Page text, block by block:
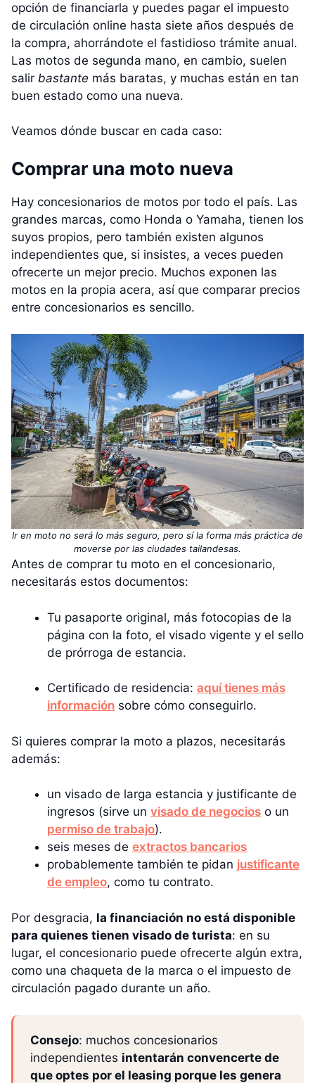
opción de financiarla y puedes pagar el impuesto
de circulación online hasta siete años después de
la compra, ahorrándote el fastidioso trámite anual.
Las motos de segunda mano, en cambio, suelen
salir bastante más baratas, y muchas están en tan
buen estado como una nueva.
Veamos dónde buscar en cada caso:
Comprar una moto nueva
Hay concesionarios de motos por todo el país. Las
grandes marcas, como Honda o Yamaha, tienen los
suyos propios, pero también existen algunos
independientes que, si insistes, a veces pueden
ofrecerte un mejor precio. Muchos exponen las
motos en la propia acera, así que comparar precios
entre concesionarios es sencillo.
Ir en moto no será lo más seguro, pero sí la forma más práctica de
moverse por las ciudades tailandesas.
Antes de comprar tu moto en el concesionario,
necesitarás estos documentos:
Tu pasaporte original, más fotocopias de la
página con la foto, el visado vigente y el sello
de prórroga de estancia.
Certificado de residencia: aquí tienes más
información sobre cómo conseguirlo.
Si quieres comprar la moto a plazos, necesitarás
además:
un visado de larga estancia y justificante de
ingresos (sirve un visado de negocios o un
permiso de trabajo).
seis meses de extractos bancarios
probablemente también te pidan justificante
de empleo, como tu contrato.
Por desgracia, la financiación no está disponible
para quienes tienen visado de turista: en su
lugar, el concesionario puede ofrecerte algún extra,
como una chaqueta de la marca o el impuesto de
circulación pagado durante un año.
Consejo: muchos concesionarios
independientes intentarán convencerte de
que optes por el leasing porque les genera